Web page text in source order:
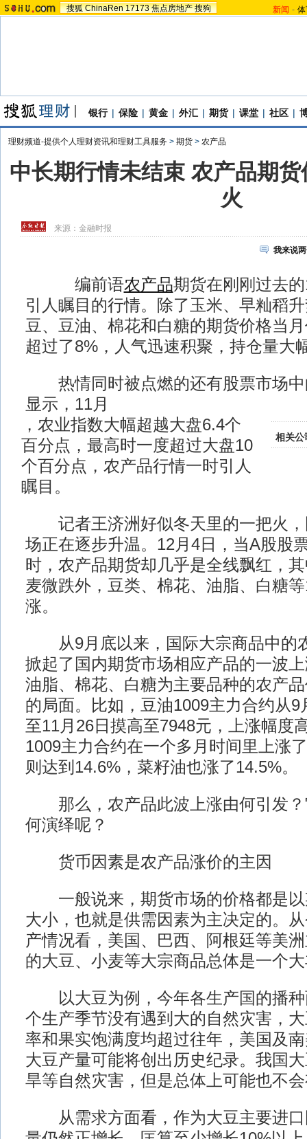
搜狐 ChinaRen 17173 焦点房地产 搜狗 新闻 -
银行 | 保险 | 黄金 | 外汇 | 期货 | 课堂 | 社区 |
理财频道-提供个人理财资讯和理财工具服务 > 期货 > 农产品
中长期行情未结束 农产品期
火
来源： 金融时报
我来说
编前语农产品期货在刚刚过去
引人瞩目的行情。除了玉米、早籼稻
豆、豆油、棉花和白糖的期货价格当
超过了8%，人气迅速积聚，持仓量大
热情同时被点燃的还有股票市场中
显示，11月
相关公
，农业指数大幅超越大盘6.4个
百分点，最高时一度超过大盘10
个百分点，农产品行情一时引人
瞩目。
记者王济洲好似冬天里的一把火，
场正在逐步升温。12月4日，当A股股
时，农产品期货却几乎是全线飘红，
麦微跌外，豆类、棉花、油脂、白糖
涨。
从9月底以来，国际大宗商品中的
掀起了国内期货市场相应产品的一波
油脂、棉花、白糖为主要品种的农产
的局面。比如，豆油1009主力合约从9
至11月26日摸高至7948元，上涨幅度
1009主力合约在一个多月时间里上涨
则达到14.6%，菜籽油也涨了14.5%。
那么，农产品此波上涨由何引发？
何演绎呢？
货币因素是农产品涨价的主因
一般说来，期货市场的价格都是以
大小，也就是供需因素为主决定的。
产情况看，美国、巴西、阿根廷等美
的大豆、小麦等大宗商品总体是一个
以大豆为例，今年各生产国的播种
个生产季节没有遇到大的自然灾害，
率和果实饱满度均超过往年，美国及
大豆产量可能将创出历史纪录。我国
旱等自然灾害，但是总体上可能也不
从需求方面看，作为大豆主要进口